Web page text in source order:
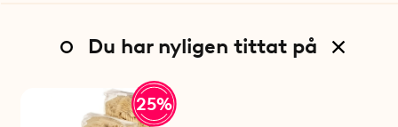
Du har nyligen tittat på
25%